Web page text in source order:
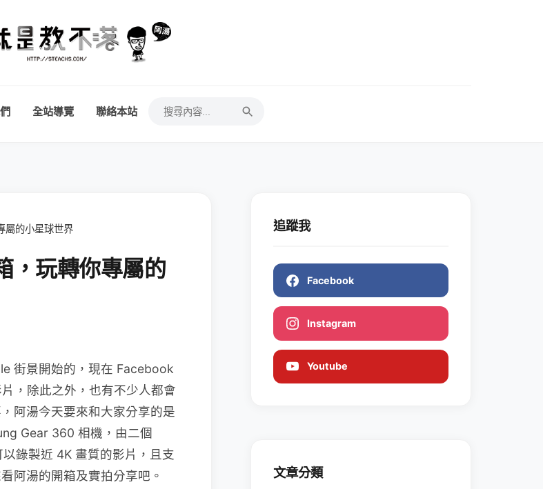
全站導覽 聯絡本站
的小星球世界
玩轉你專屬的
街景開始的，現在 Facebook
，除此之外，也有不少人都會
阿湯今天要來和大家分享的是
Gear 360 相機，由二個
錄製近 4K 畫質的影片，且支
阿湯的開箱及實拍分享吧。
追蹤我
Facebook
Instagram
Youtube
文章分類